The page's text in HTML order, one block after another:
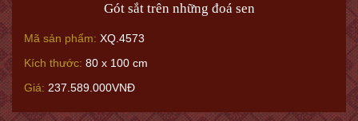
Gót sắt trên những đoá sen
Mã sản phẩm: XQ.4573
Kích thước: 80 x 100 cm
Giá: 237.589.000VNĐ